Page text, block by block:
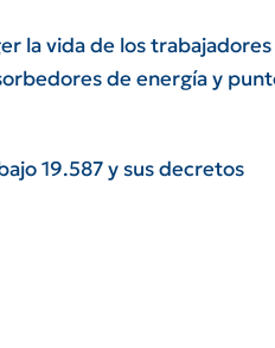
la vida de los
de energía y
19.587 y sus decretos